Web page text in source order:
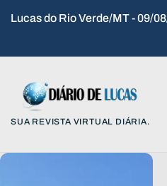
Lucas do Rio Verde/MT - 09/
SUA REVISTA VIRTUAL DIÁRIA.